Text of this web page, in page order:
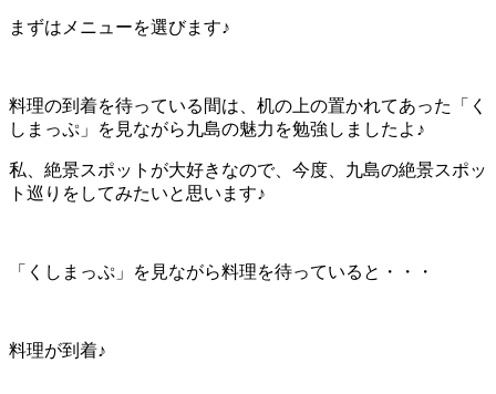
まずはメニューを選びます♪
料理の到着を待っている間は、机の上の置かれてあった「く
しまっぷ」を見ながら九島の魅力を勉強しましたよ♪
私、絶景スポットが大好きなので、今度、九島の絶景スポッ
ト巡りをしてみたいと思います♪
「くしまっぷ」を見ながら料理を待っていると・・・
料理が到着♪